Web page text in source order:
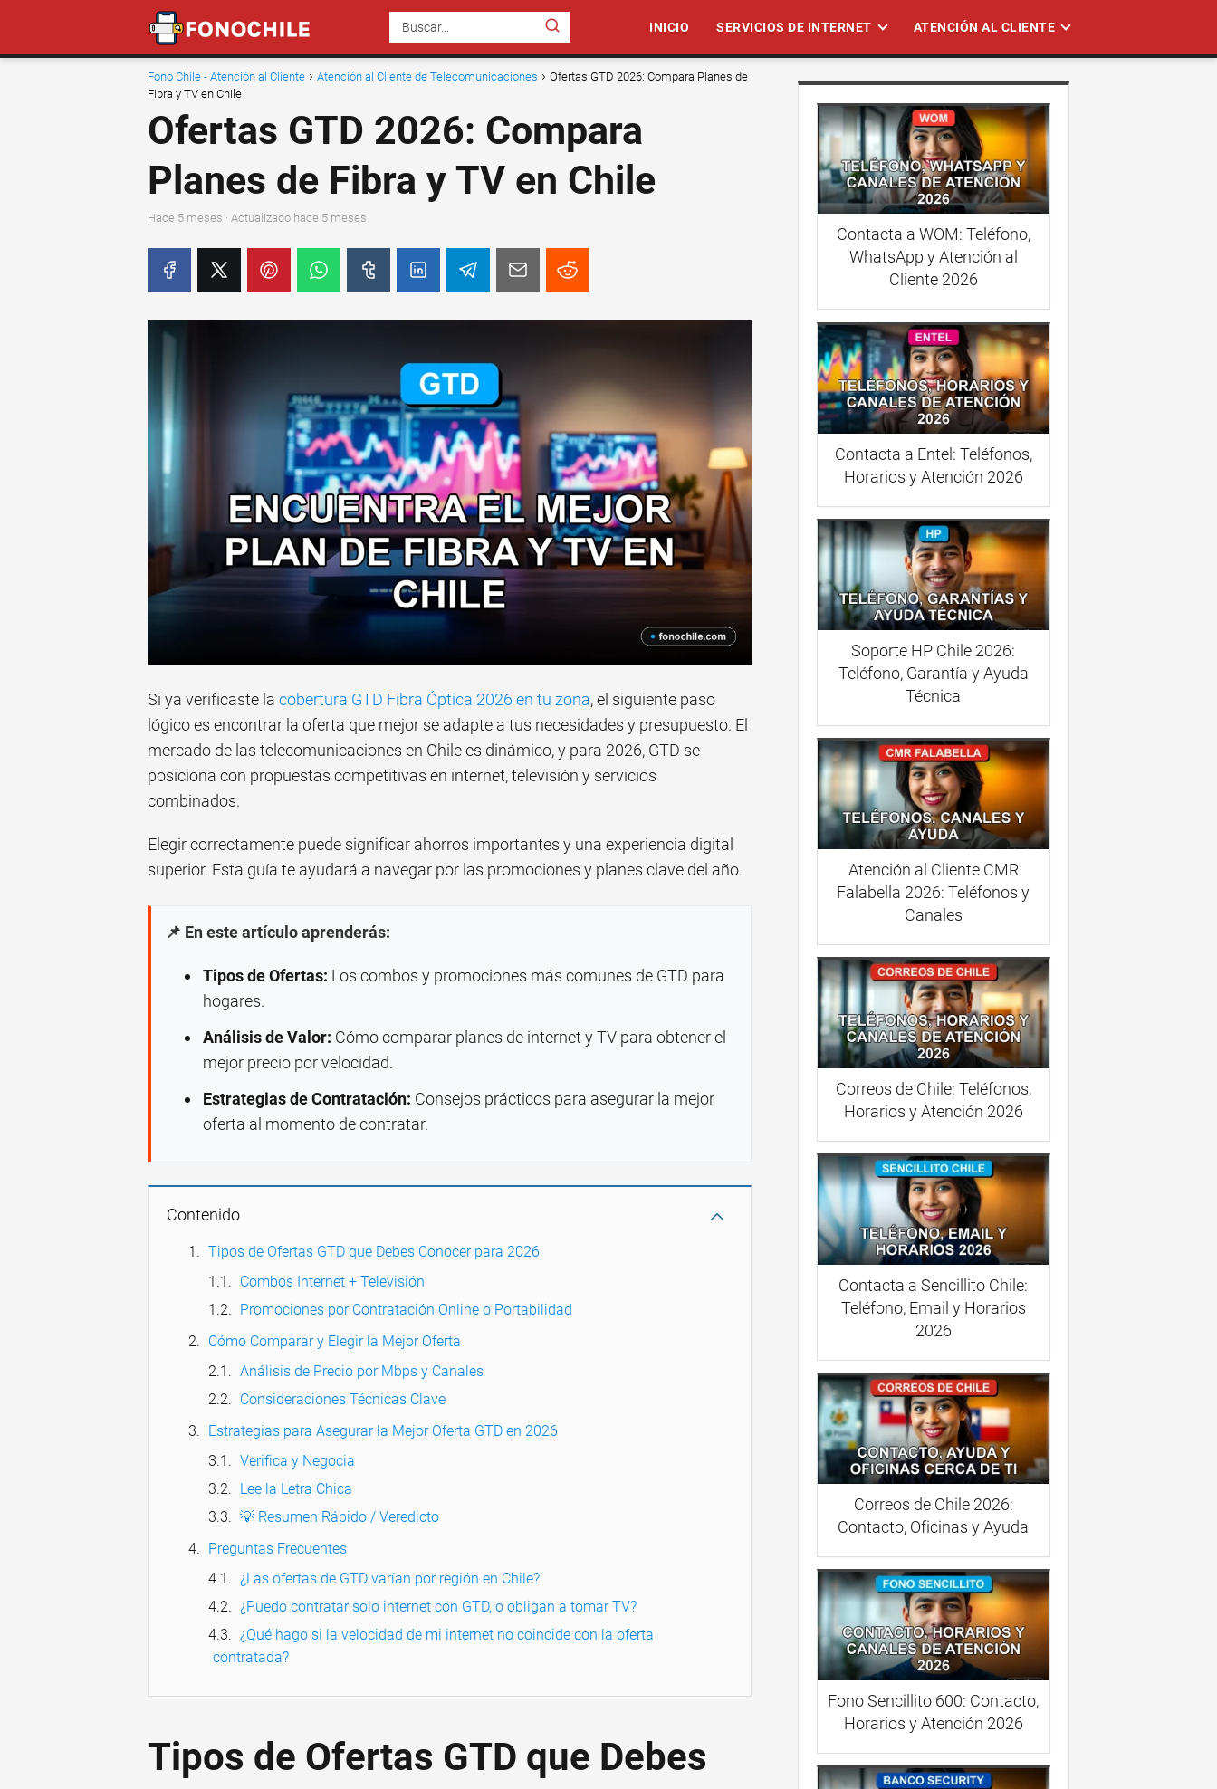
INICIO SERVICIOS DE INTERNET ATENCIÓN AL CLIENTE
Fono Chile - Atención al Cliente Atención al Cliente de Telecomunicaciones
Ofertas GTD 2026: Compara Planes de
Fibra y TV en Chile
Ofertas GTD 2026: Compara
Planes de Fibra y TV en Chile
hace 5 meses · Actualizado hace 5 meses
Si ya verificaste la cobertura GTD Fibra Óptica 2026 en tu zona, el siguiente paso
lógico es encontrar la oferta que mejor se adapte a tus necesidades y presupuesto. El
mercado de las telecomunicaciones en Chile es dinámico, y para 2026, GTD se
posiciona con propuestas competitivas en internet, televisión y servicios
combinados.
Elegir correctamente puede significar ahorros importantes y una experiencia digital
superior. Esta guía te ayudará a navegar por las promociones y planes clave del año.
📌 En este artículo aprenderás:
Tipos de Ofertas: Los combos y promociones más comunes de GTD para
hogares.
Análisis de Valor: Cómo comparar planes de internet y TV para obtener el
mejor precio por velocidad.
Estrategias de Contratación: Consejos prácticos para asegurar la mejor
oferta al momento de contratar.
Contenido
Tipos de Ofertas GTD que Debes Conocer para 2026
Combos Internet + Televisión
Promociones por Contratación Online o Portabilidad
Cómo Comparar y Elegir la Mejor Oferta
Análisis de Precio por Mbps y Canales
Consideraciones Técnicas Clave
Estrategias para Asegurar la Mejor Oferta GTD en 2026
Verifica y Negocia
Lee la Letra Chica
💡 Resumen Rápido / Veredicto
Preguntas Frecuentes
¿Las ofertas de GTD varían por región en Chile?
¿Puedo contratar solo internet con GTD, o obligan a tomar TV?
¿Qué hago si la velocidad de mi internet no coincide con la oferta
contratada?
Tipos de Ofertas GTD que Debes
Contacta a WOM: Teléfono,
WhatsApp y Atención al
Cliente 2026
Contacta a Entel: Teléfonos,
Horarios y Atención 2026
Soporte HP Chile 2026:
Teléfono, Garantía y Ayuda
Técnica
Atención al Cliente CMR
Falabella 2026: Teléfonos y
Canales
Correos de Chile: Teléfonos,
Horarios y Atención 2026
Contacta a Sencillito Chile:
Teléfono, Email y Horarios
2026
Correos de Chile 2026:
Contacto, Oficinas y Ayuda
Fono Sencillito 600: Contacto,
Horarios y Atención 2026